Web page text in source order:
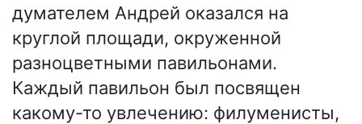
думателем Андрей оказался на
круглой площади, окруженной
разноцветными павильонами.
Каждый павильон был посвящен
какому-то увлечению: филуменисты,